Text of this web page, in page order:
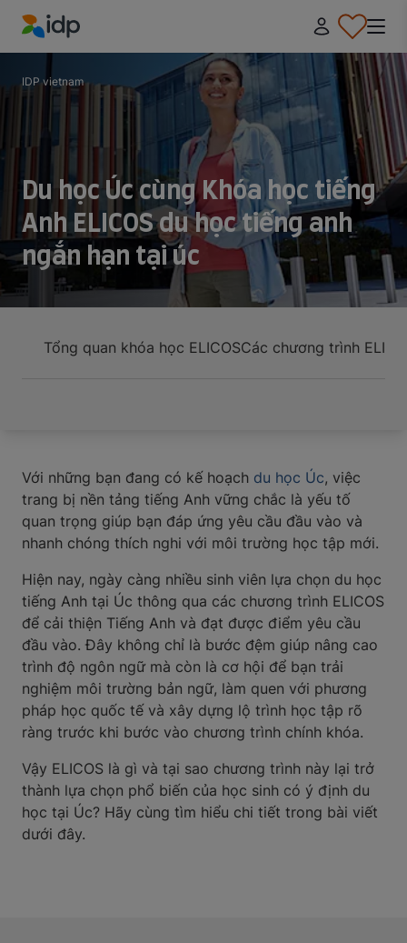
IDP Education
IDP vietnam
Du học Úc cùng Khóa học tiếng
Anh ELICOS du học tiếng anh
ngắn hạn tại úc
Tổng quan khóa học ELICOSCác chương trình
Với những bạn đang có kế hoạch du học Úc, việc
trang bị nền tảng tiếng Anh vững chắc là yếu tố
quan trọng giúp bạn đáp ứng yêu cầu đầu vào và
nhanh chóng thích nghi với môi trường học tập mới.
Hiện nay, ngày càng nhiều sinh viên lựa chọn du học
tiếng Anh tại Úc thông qua các chương trình ELICOS
để cải thiện Tiếng Anh và đạt được điểm yêu cầu
đầu vào. Đây không chỉ là bước đệm giúp nâng cao
trình độ ngôn ngữ mà còn là cơ hội để bạn trải
nghiệm môi trường bản ngữ, làm quen với phương
pháp học quốc tế và xây dựng lộ trình học tập rõ
ràng trước khi bước vào chương trình chính khóa.
Vậy ELICOS là gì và tại sao chương trình này lại trở
thành lựa chọn phổ biến của học sinh có ý định du
học tại Úc? Hãy cùng tìm hiểu chi tiết trong bài viết
dưới đây.